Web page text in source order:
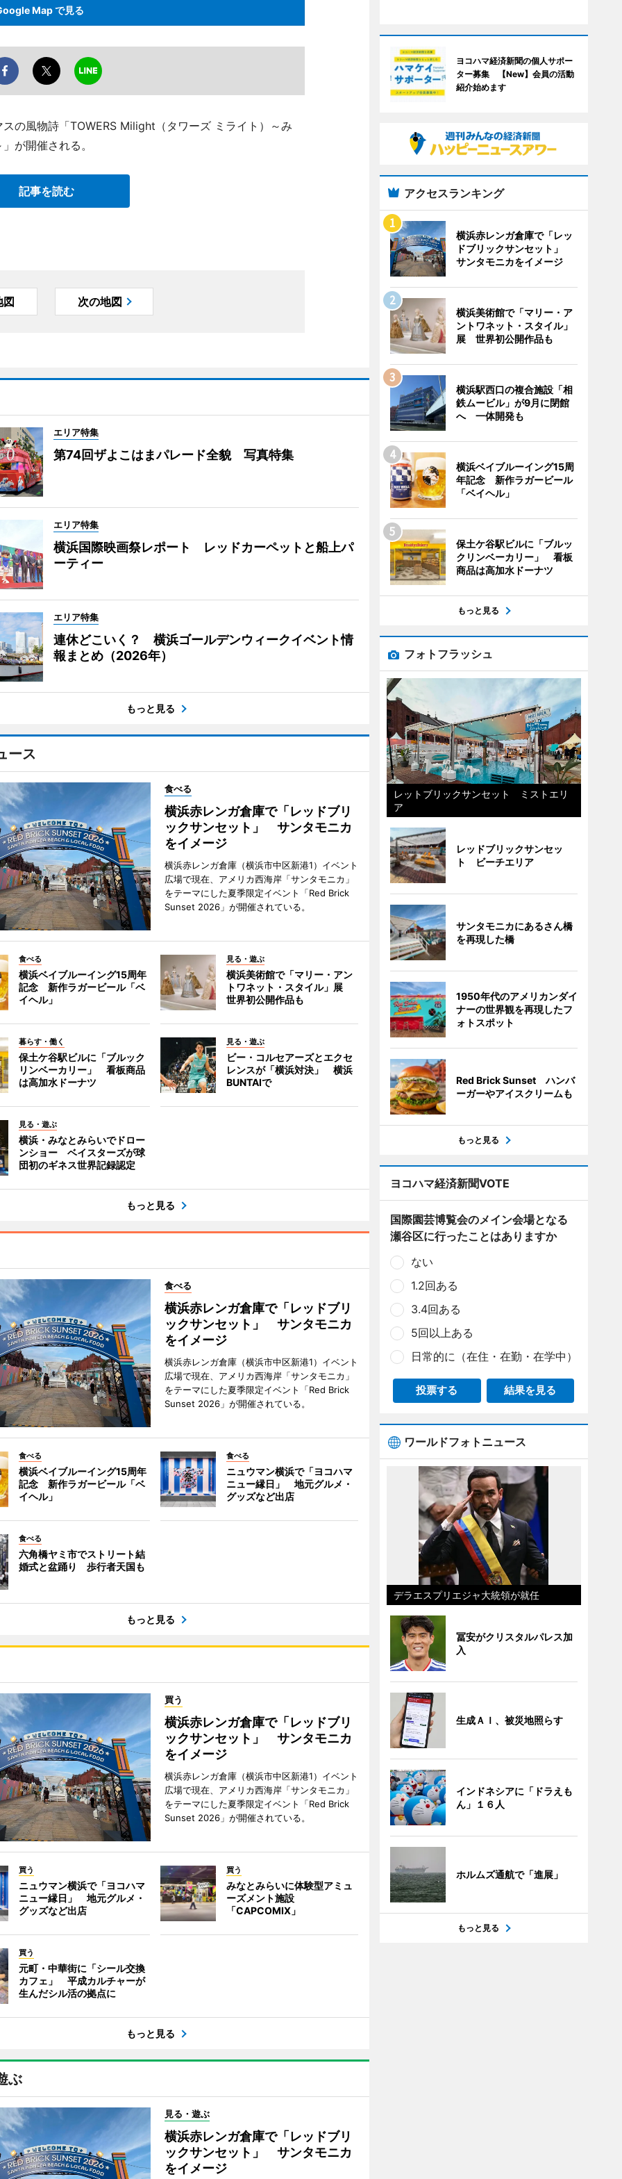
Map で見る
の風物詩「TOWERS Milight（タワーズ ミライト）～み
が開催される。
記事を読む
図 次の地図
エリア特集
第74回ザよこはまパレード全貌 写真特集
エリア特集
横浜国際映画祭レポート レッドカーペットと船上パ
ーティー
エリア特集
連休どこいく？ 横浜ゴールデンウィークイベント情
報まとめ（2026年）
もっと見る
ース
食べる
横浜赤レンガ倉庫で「レッドブリ
ックサンセット」 サンタモニカ
をイメージ
横浜赤レンガ倉庫（横浜市中区新港1）イベント
広場で現在、アメリカ西海岸「サンタモニカ」
をテーマにした夏季限定イベント「Red Brick
Sunset 2026」が開催されている。
食べる
横浜ベイブルーイング15周年
記念 新作ラガービール「ベ
イヘル」
見る・遊ぶ
横浜美術館で「マリー・アン
トワネット・スタイル」展
世界初公開作品も
暮らす・働く
保土ケ谷駅ビルに「ブルック
リンベーカリー」 看板商品
は高加水ドーナツ
見る・遊ぶ
ビー・コルセアーズとエクセ
レンスが「横浜対決」 横浜
BUNTAIで
見る・遊ぶ
横浜・みなとみらいでドロー
ンショー ベイスターズが球
団初のギネス世界記録認定
もっと見る
食べる
横浜赤レンガ倉庫で「レッドブリ
ックサンセット」 サンタモニカ
をイメージ
横浜赤レンガ倉庫（横浜市中区新港1）イベント
広場で現在、アメリカ西海岸「サンタモニカ」
をテーマにした夏季限定イベント「Red Brick
Sunset 2026」が開催されている。
食べる
横浜ベイブルーイング15周年
記念 新作ラガービール「ベ
イヘル」
食べる
ニュウマン横浜で「ヨコハマ
ニュー縁日」 地元グルメ・
グッズなど出店
食べる
六角橋ヤミ市でストリート結
婚式と盆踊り 歩行者天国も
もっと見る
買う
横浜赤レンガ倉庫で「レッドブリ
ックサンセット」 サンタモニカ
をイメージ
横浜赤レンガ倉庫（横浜市中区新港1）イベント
広場で現在、アメリカ西海岸「サンタモニカ」
をテーマにした夏季限定イベント「Red Brick
Sunset 2026」が開催されている。
買う
ニュウマン横浜で「ヨコハマ
ニュー縁日」 地元グルメ・
グッズなど出店
買う
みなとみらいに体験型アミュ
ーズメント施設
「CAPCOMIX」
買う
元町・中華街に「シール交換
カフェ」 平成カルチャーが
生んだシル活の拠点に
もっと見る
ぶ
見る・遊ぶ
横浜赤レンガ倉庫で「レッドブリ
ックサンセット」 サンタモニカ
をイメージ
ヨコハマ経済新聞の個人サポー
ター募集 【New】会員の活動
紹介始めます
アクセスランキング
横浜赤レンガ倉庫で「レッ
ドブリックサンセット」
サンタモニカをイメージ
横浜美術館で「マリー・ア
ントワネット・スタイル」
展 世界初公開作品も
横浜駅西口の複合施設「相
鉄ムービル」が9月に閉館
へ 一体開発も
横浜ベイブルーイング15周
年記念 新作ラガービール
「ベイヘル」
保土ケ谷駅ビルに「ブルッ
クリンベーカリー」 看板
商品は高加水ドーナツ
もっと見る
フォトフラッシュ
レットブリックサンセット ミストエリ
ア
レッドブリックサンセッ
ト ビーチエリア
サンタモニカにあるさん橋
を再現した橋
1950年代のアメリカンダイ
ナーの世界観を再現したフ
ォトスポット
Red Brick Sunset ハンバ
ーガーやアイスクリームも
もっと見る
ヨコハマ経済新聞VOTE
国際園芸博覧会のメイン会場となる
瀬谷区に行ったことはありますか
ない
1.2回ある
3.4回ある
5回以上ある
日常的に（在住・在勤・在学中）
投票する 結果を見る
ワールドフォトニュース
デラエスプリエジャ大統領が就任
冨安がクリスタルパレス加
入
生成ＡＩ、被災地照らす
インドネシアに「ドラえも
ん」１６人
ホルムズ通航で「進展」
もっと見る